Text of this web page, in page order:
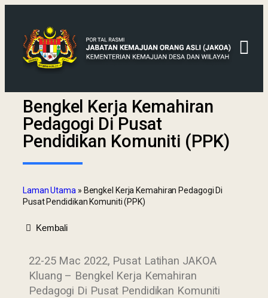
Bengkel Kerja Kemahiran
Pedagogi Di Pusat
Pendidikan Komuniti (PPK)
Laman Utama » Bengkel Kerja Kemahiran Pedagogi Di
Pusat Pendidikan Komuniti (PPK)
Kembali
22-25 Mac 2022, Pusat Latihan JAKOA
Kluang – Bengkel Kerja Kemahiran
Pedagogi Di Pusat Pendidikan Komuniti